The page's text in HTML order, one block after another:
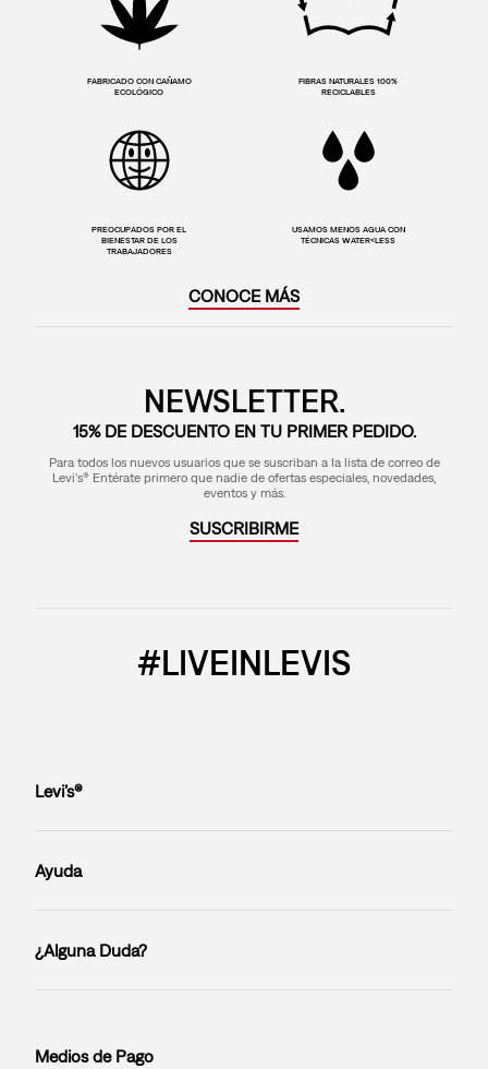
FABRICADO CON CAÑAMO
ECOLÓGICO
FIBRAS NATURALES 100%
RECICLABLES
PREOCUPADOS POR EL
BIENESTAR DE LOS
TRABAJADORES
USAMOS MENOS AGUA CON
TÉCNICAS WATER<LESS
CONOCE MÁS
NEWSLETTER.
15% DE DESCUENTO EN TU PRIMER PEDIDO.
Para todos los nuevos usuarios que se suscriban a la lista de correo de
Levi's® Entérate primero que nadie de ofertas especiales, novedades,
eventos y más.
SUSCRIBIRME
#LIVEINLEVIS
Levi’s®
Ayuda
¿Alguna Duda?
Medios de Pago